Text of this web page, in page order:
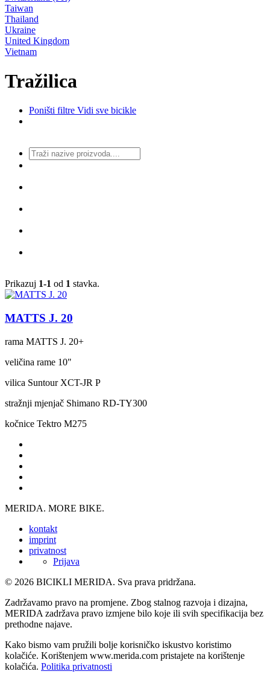
Taiwan
Thailand
Ukraine
United Kingdom
Vietnam
Tražilica
Poništi filtre Vidi sve bicikle
Prikazuj 1-1 od 1 stavka.
MATTS J. 20
rama MATTS J. 20+
veličina rame 10"
vilica Suntour XCT-JR P
stražnji mjenjač Shimano RD-TY300
kočnice Tektro M275
MERIDA. MORE BIKE.
kontakt
imprint
privatnost
Prijava
© 2026 BICIKLI MERIDA. Sva prava pridržana.
Zadržavamo pravo na promjene. Zbog stalnog razvoja i dizajna,
MERIDA zadržava pravo izmjene bilo koje ili svih specifikacija bez
prethodne najave.
Kako bismo vam pružili bolje korisničko iskustvo koristimo
kolačiće. Korištenjem www.merida.com pristajete na korištenje
kolačića. Politika privatnosti